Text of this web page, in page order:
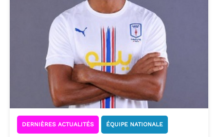
DERNIÈRES ACTUALITÉS ÉQUIPE NATIONALE